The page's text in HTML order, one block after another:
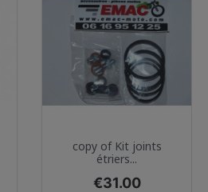
copy of Kit joints
étriers...
Price
€31.00